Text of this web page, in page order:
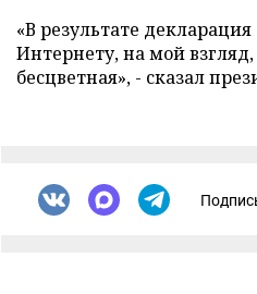
«В результате
Интернету, на мой
бесцветная», - сказал